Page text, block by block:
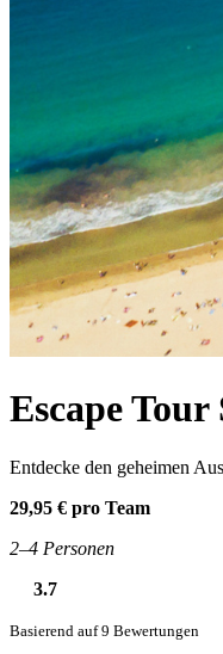
Escape Tour
Entdecke den geheimen
29,95 € pro Team
2–4 Personen
3.7
Basierend auf 9 Bewertungen